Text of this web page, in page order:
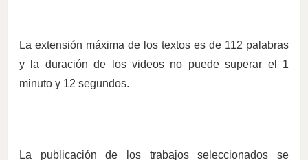
La extensión máxima de los textos es de 112 palabras
y la duración de los videos no puede superar el 1
minuto y 12 segundos.
La publicación de los trabajos seleccionados se